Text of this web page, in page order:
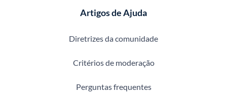
Artigos de Ajuda
Diretrizes da comunidade
Critérios de moderação
Perguntas frequentes